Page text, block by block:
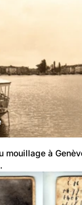
mouillage à